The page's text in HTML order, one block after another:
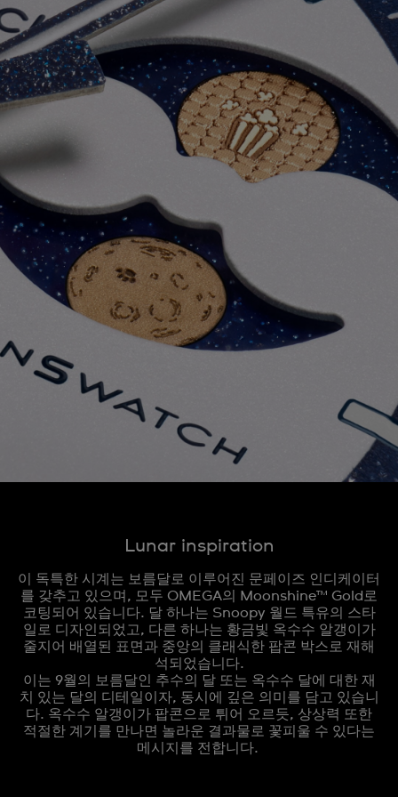
Lunar inspiration
이 독특한 시계는 보름달로 이루어진 문페이즈 인디케이터
를 갖추고 있으며, 모두 OMEGA의 Moonshine™ Gold로
코팅되어 있습니다. 달 하나는 Snoopy 월드 특유의 스타
일로 디자인되었고, 다른 하나는 황금빛 옥수수 알갱이가
줄지어 배열된 표면과 중앙의 클래식한 팝콘 박스로 재해
석되었습니다.
이는 9월의 보름달인 추수의 달 또는 옥수수 달에 대한 재
치 있는 달의 디테일이자, 동시에 깊은 의미를 담고 있습니
다. 옥수수 알갱이가 팝콘으로 튀어 오르듯, 상상력 또한
적절한 계기를 만나면 놀라운 결과물로 꽃피울 수 있다는
메시지를 전합니다.